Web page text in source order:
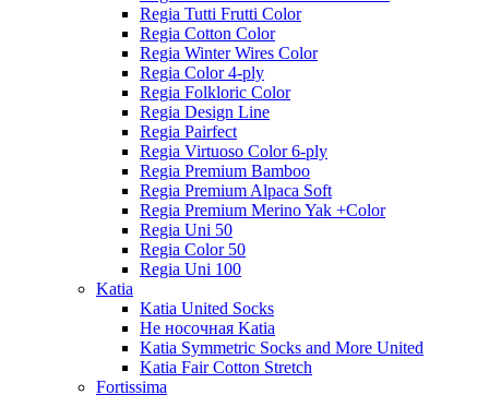
Regia Tutti Frutti Color
Regia Cotton Color
Regia Winter Wires Color
Regia Color 4-ply
Regia Folkloric Color
Regia Design Line
Regia Pairfect
Regia Virtuoso Color 6-ply
Regia Premium Bamboo
Regia Premium Alpaca Soft
Regia Premium Merino Yak +Color
Regia Uni 50
Regia Color 50
Regia Uni 100
Katia
Katia United Socks
Не носочная Katia
Katia Symmetric Socks and More United
Katia Fair Cotton Stretch
Fortissima